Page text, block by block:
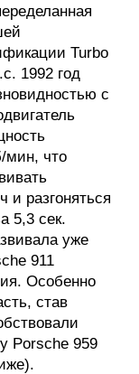
Turbo
1992 год
с
мин, что
и разгоняться
5,3 сек.
уже
911
Особенно
став
Porsche 959